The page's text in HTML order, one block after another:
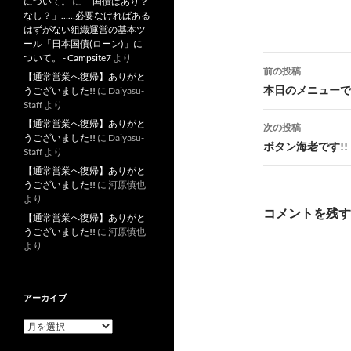
投
稿
ナ
ビ
ゲ
前の投稿
本日のメニュー
次の投稿
ボタン海老です!!
コメントを残す
なし？」……必要なければある
はずがない組織運営の基本ツ
ール「日本国債(ローン)」に
ついて。 - Campsite7 より
【通常営業へ復帰】ありがと
うございました!! に Daiyasu-
Staff より
【通常営業へ復帰】ありがと
うございました!! に Daiyasu-
Staff より
【通常営業へ復帰】ありがと
うございました!! に 河原慎也
より
【通常営業へ復帰】ありがと
うございました!! に 河原慎也
より
アーカイブ
ア